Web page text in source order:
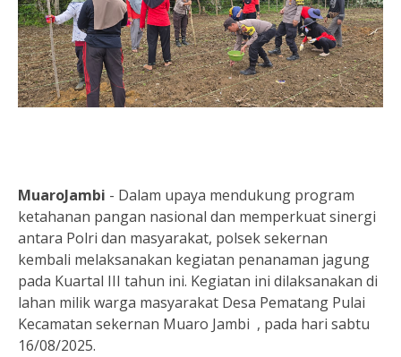
MuaroJambi - Dalam upaya mendukung program
ketahanan pangan nasional dan memperkuat sinergi
antara Polri dan masyarakat, polsek sekernan
kembali melaksanakan kegiatan penanaman jagung
pada Kuartal III tahun ini. Kegiatan ini dilaksanakan di
lahan milik warga masyarakat Desa Pematang Pulai
Kecamatan sekernan Muaro Jambi , pada hari sabtu
16/08/2025.